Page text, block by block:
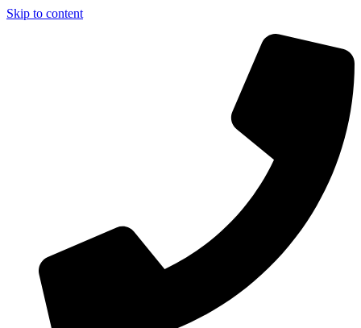
Skip to content